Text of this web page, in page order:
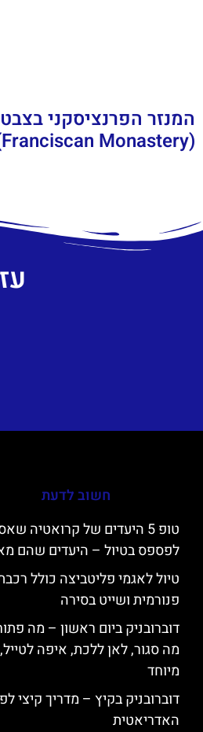
המנזר הפרנציסקני
(Franciscan Monastery)
חשוב לדעת
טופ 5 היעדים של קרואטיה
לפספס בטיול – היעדים שהם
טיול לאגמי פליטביצה כולל
פנורמית ושייט בסירה
דוברובניק ביום ראשון – מה
מה סגור, לאן ללכת, איפה
מיוחד
דוברובניק בקיץ – מדריך קיצי
האדריאטית